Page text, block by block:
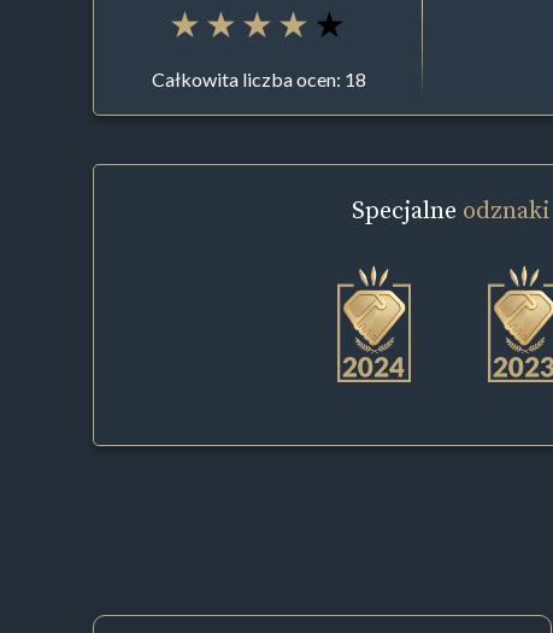
Całkowita liczba ocen: 18
Specjalne odznaki